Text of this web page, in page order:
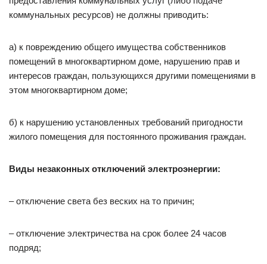
коммунальных ресурсов) не должны приводить:
а) к повреждению общего имущества собственников
помещений в многоквартирном доме, нарушению прав и
интересов граждан, пользующихся другими помещениями в
этом многоквартирном доме;
б) к нарушению установленных требований пригодности
жилого помещения для постоянного проживания граждан.
Виды незаконных отключений электроэнергии:
– отключение света без веских на то причин;
– отключение электричества на срок более 24 часов
подряд;